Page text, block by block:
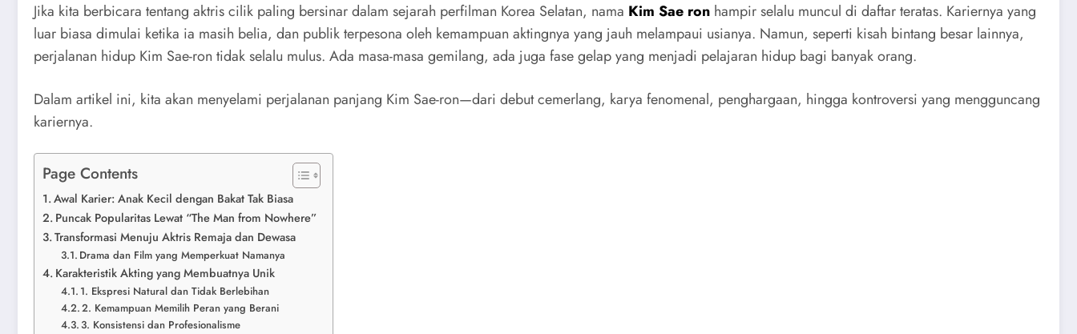
Jika kita berbicara tentang aktris cilik paling bersinar dalam sejarah perfilman Korea Selatan, nama Kim Sae ron hampir selalu muncul di daftar teratas. Kariernya yang
luar biasa dimulai ketika ia masih belia, dan publik terpesona oleh kemampuan aktingnya yang jauh melampaui usianya. Namun, seperti kisah bintang besar lainnya,
perjalanan hidup Kim Sae-ron tidak selalu mulus. Ada masa-masa gemilang, ada juga fase gelap yang menjadi pelajaran hidup bagi banyak orang.
Dalam artikel ini, kita akan menyelami perjalanan panjang Kim Sae-ron—dari debut cemerlang, karya fenomenal, penghargaan, hingga kontroversi yang mengguncang
kariernya.
Page Contents
Awal Karier: Anak Kecil dengan Bakat Tak Biasa
Puncak Popularitas Lewat “The Man from Nowhere”
Transformasi Menuju Aktris Remaja dan Dewasa
Drama dan Film yang Memperkuat Namanya
Karakteristik Akting yang Membuatnya Unik
1. Ekspresi Natural dan Tidak Berlebihan
2. Kemampuan Memilih Peran yang Berani
3. Konsistensi dan Profesionalisme